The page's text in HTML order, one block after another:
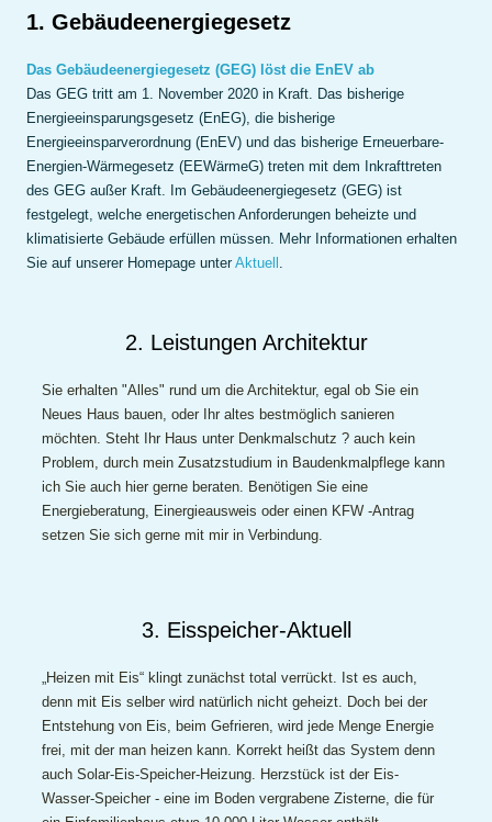
1. Gebäudeenergiegesetz
Das Gebäudeenergiegesetz (GEG) löst die EnEV ab
Das GEG tritt am 1. November 2020 in Kraft. Das bisherige
Energieeinsparungsgesetz (EnEG), die bisherige
Energieeinsparverordnung (EnEV) und das bisherige Erneuerbare-
Energien-Wärmegesetz (EEWärmeG) treten mit dem Inkrafttreten
des GEG außer Kraft. Im Gebäudeenergiegesetz (GEG) ist
festgelegt, welche energetischen Anforderungen beheizte und
klimatisierte Gebäude erfüllen müssen. Mehr Informationen erhalten
Sie auf unserer Homepage unter Aktuell
2. Leistungen Architektur
Sie erhalten "Alles" rund um die Architektur, egal ob Sie ein
Neues Haus bauen, oder Ihr altes bestmöglich sanieren
möchten. Steht Ihr Haus unter Denkmalschutz ? auch kein
Problem, durch mein Zusatzstudium in Baudenkmalpflege kann
ich Sie auch hier gerne beraten. Benötigen Sie eine
Energieberatung, Einergieausweis oder einen KFW -Antrag
setzen Sie sich gerne mit mir in Verbindung.
3. Eisspeicher-Aktuell
„Heizen mit Eis“ klingt zunächst total verrückt. Ist es auch,
denn mit Eis selber wird natürlich nicht geheizt. Doch bei der
Entstehung von Eis, beim Gefrieren, wird jede Menge Energie
frei, mit der man heizen kann. Korrekt heißt das System denn
auch Solar-Eis-Speicher-Heizung. Herzstück ist der Eis-
Wasser-Speicher - eine im Boden vergrabene Zisterne, die für